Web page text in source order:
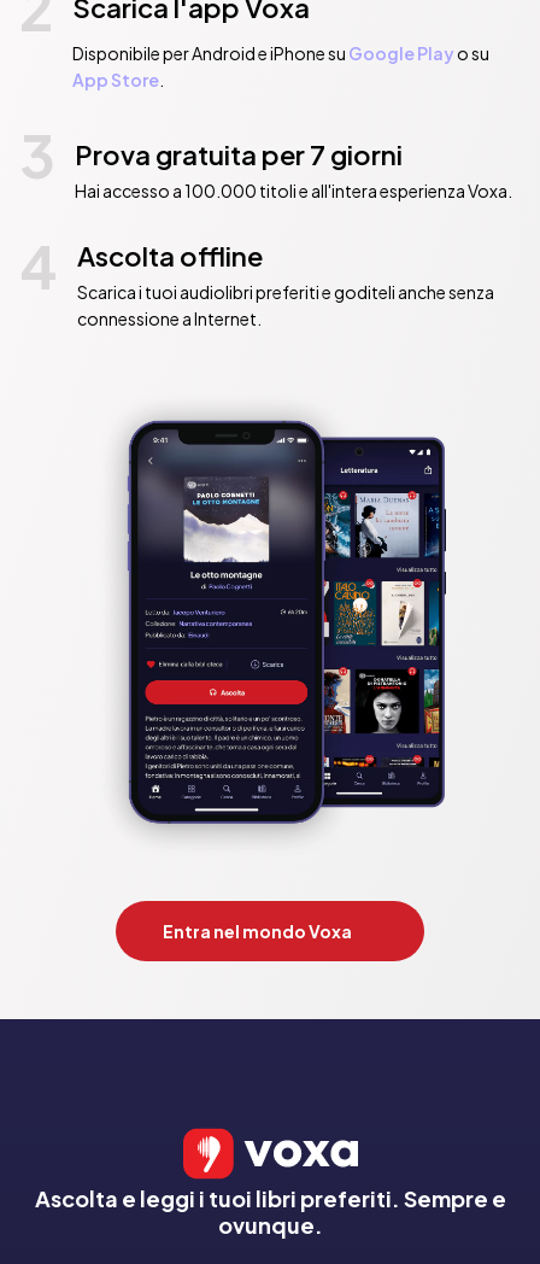
Scarica l'app Voxa
Disponibile per Android e iPhone su Google Playo su
App Store.
3 Prova gratuita per 7 giorni
Hai accesso a 100.000 titoli e all'intera esperienza Voxa.
4 Ascolta offline
Scarica i tuoi audiolibri preferiti e goditeli anche senza
connessione a Internet.
Entra nel mondo Voxa
Ascolta e leggi i tuoi libri preferiti. Sempre e
ovunque.